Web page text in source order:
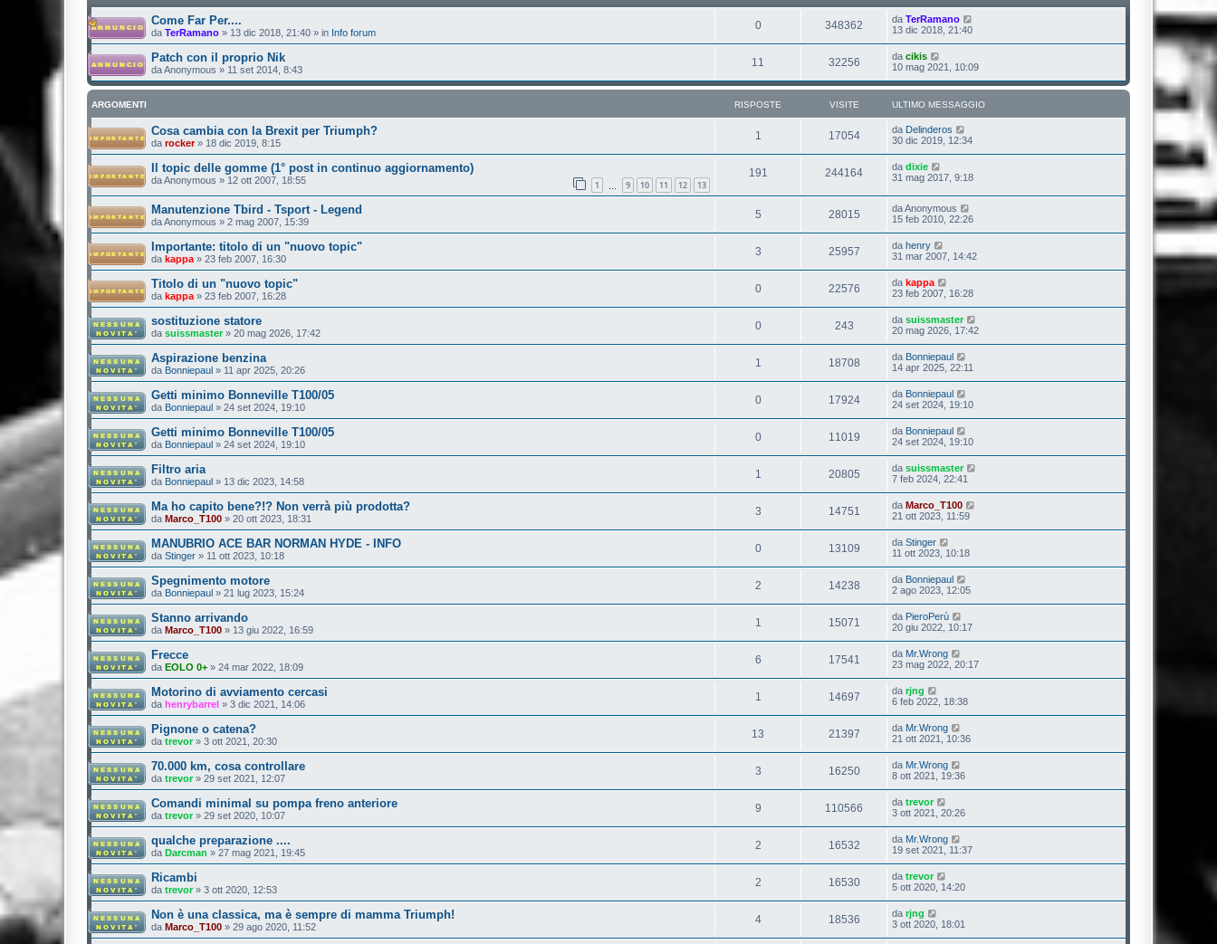
Come Far Per....
da TerRamano » 13 dic 2018, 21:40 » in Info forum
0 348362 da TerRamano
13 dic 2018, 21:40
Patch con il proprio Nik
daAnonymous » 11 set 2014, 8:43
11 32256 da cikis
10 mag 2021, 10:09
ARGOMENTI RISPOSTE VISITE ULTIMO MESSAGGIO
Cosa cambia con la Brexit per Triumph?
da rocker» 18 dic 2019, 8:15
1 17054 da Delinderos
30 dic 2019, 12:34
Il topic delle gomme (1° post in continuo aggiornamento)
daAnonymous » 12 ott 2007, 18:55 1 9 10 11 12 13
191 244164 da dixie
31 mag 2017, 9:18
Manutenzione Tbird - Tsport - Legend
daAnonymous » 2 mag 2007, 15:39
5 28015 daAnonymous
15 feb 2010, 22:26
Importante: titolo di un "nuovo topic"
da kappa » 23 feb 2007, 16:30
3 25957 da henry
31 mar 2007, 14:42
Titolo di un "nuovo topic"
da kappa » 23 feb 2007, 16:28
0 22576 da kappa
23 feb 2007, 16:28
sostituzione statore
da suissmaster» 20 mag 2026, 17:42
0 243 da suissmaster
20 mag 2026, 17:42
Aspirazione benzina
da Bonniepaul » 11 apr 2025, 20:26
1 18708 da Bonniepaul
14 apr 2025, 22:11
Getti minimo Bonneville T100/05
da Bonniepaul » 24 set 2024, 19:10
0 17924 da Bonniepaul
24 set 2024, 19:10
Getti minimo Bonneville T100/05
da Bonniepaul » 24 set 2024, 19:10
0 11019 da Bonniepaul
24 set 2024, 19:10
Filtro aria
da Bonniepaul » 13 dic 2023, 14:58
1 20805 da suissmaster
7 feb 2024, 22:41
Ma ho capito bene?!? Non verrà più prodotta?
da Marco_T100 » 20 ott 2023, 18:31
3 14751 da Marco_T100
21 ott 2023, 11:59
MANUBRIO ACE BAR NORMAN HYDE - INFO
da Stinger » 11 ott 2023, 10:18
0 13109 da Stinger
11 ott 2023, 10:18
Spegnimento motore
da Bonniepaul » 21 lug 2023, 15:24
2 14238 da Bonniepaul
2 ago 2023, 12:05
Stanno arrivando
da Marco_T100 » 13 giu 2022, 16:59
1 15071 da PieroPerù
20 giu 2022, 10:17
Frecce
da EOLO 0+ » 24 mar 2022, 18:09
6 17541 da Mr.Wrong
23 mag 2022, 20:17
Motorino di avviamento cercasi
da henrybarrel » 3 dic 2021, 14:06
1 14697 da rjng
6 feb 2022, 18:38
Pignone o catena?
da trevor» 3 ott 2021, 20:30
13 21397 da Mr.Wrong
21 ott 2021, 10:36
70.000 km, cosa controllare
da trevor» 29 set 2021, 12:07
3 16250 da Mr.Wrong
8 ott 2021, 19:36
Comandi minimal su pompa freno anteriore
da trevor» 29 set 2020, 10:07
9 110566 da trevor
3 ott 2021, 20:26
qualche preparazione ....
da Darcman » 27 mag 2021, 19:45
2 16532 da Mr.Wrong
19 set 2021, 11:37
Ricambi
da trevor» 3 ott 2020, 12:53
2 16530 da trevor
5 ott 2020, 14:20
Non è una classica, ma è sempre di mamma Triumph!
da Marco_T100 » 29 ago 2020, 11:52
4 18536 da rjng
3 ott 2020, 18:01